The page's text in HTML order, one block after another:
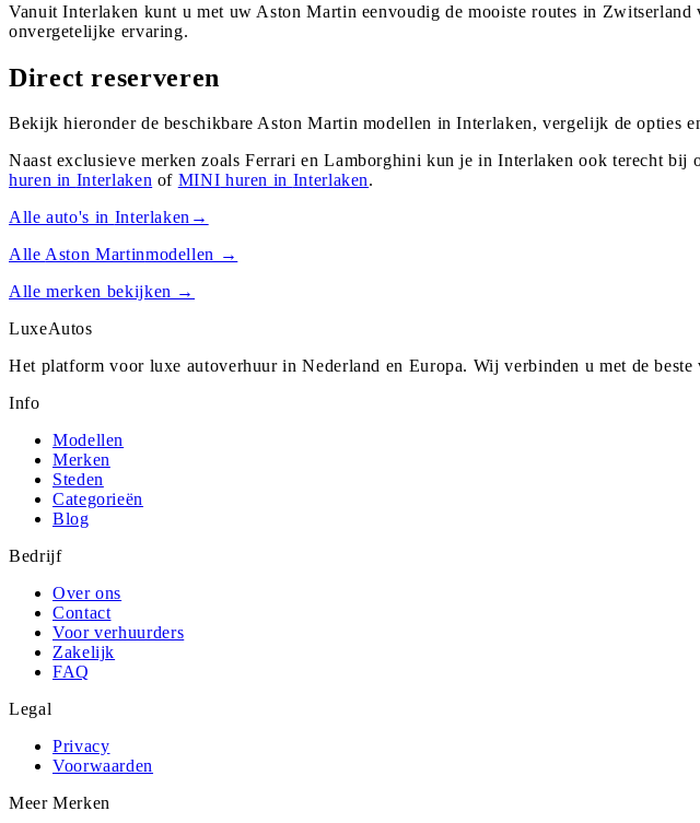
Vanuit Interlaken kunt u met uw Aston Martin eenvoudig de mooiste routes in
onvergetelijke ervaring.
Direct reserveren
Bekijk hieronder de beschikbare Aston Martin modellen in Interlaken, vergelijk de opties
Naast exclusieve merken zoals Ferrari en Lamborghini kun je in Interlaken ook terecht bij
huren in Interlaken of MINI huren in Interlaken.
Alle auto's in Interlaken →
AlleAston Martinmodellen →
Alle merken bekijken →
LuxeAutos
Het platform voor luxe autoverhuur in Nederland en Europa. Wij verbinden u met de
Info
Modellen
Merken
Steden
Categorieën
Blog
Bedrijf
Over ons
Contact
Voor verhuurders
Zakelijk
FAQ
Legal
Privacy
Voorwaarden
Meer Merken